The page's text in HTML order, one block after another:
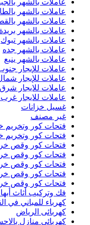
عاملات بالشهر
عاملات بالشهر
عاملات بالشهر
عاملات بالشهر تبوك
عاملات بالشهر جده
عاملات بالشهر ينبع
عاملات للإيجار
عاملات للإيجار
عاملات للايجار
عاملات للايجار
غسيل خزانات
غير مصنف
فتحات كور وتخريم
فتحات كور وتخريم
فتحات كور وقص
فتحات كور وقص
فتحات كور وقص
فتحات كور وقص
فتحات كور وقص
فك وتركيب أثاث
كهرباء للمباني في
كهربائى الرياض
كهربائي منازل